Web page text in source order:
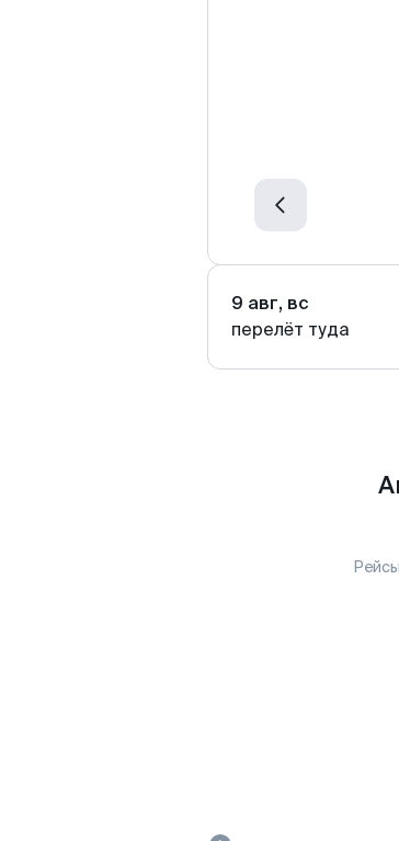
9 авг, вс
перелёт туда